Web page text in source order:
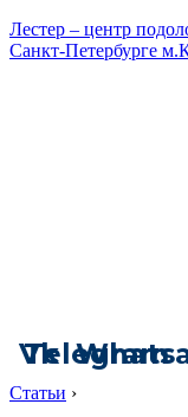
Лестер – центр
Санкт-Петербурге
Vk
Telegram
Статьи ›